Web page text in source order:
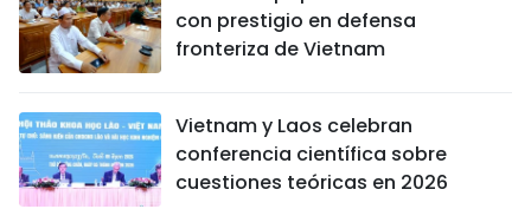
con prestigio en defensa
fronteriza de Vietnam
Vietnam y Laos celebran
conferencia científica sobre
cuestiones teóricas en 2026